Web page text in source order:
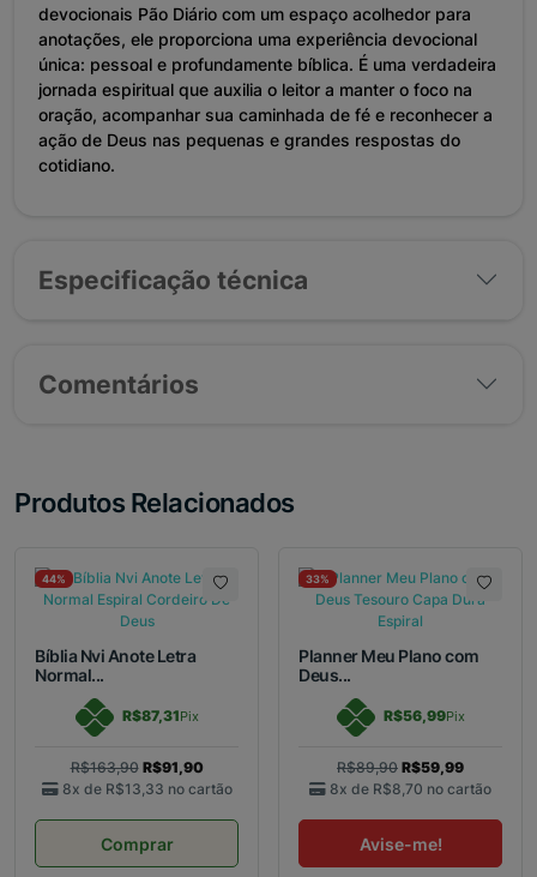
devocionais Pão Diário com um espaço acolhedor para
anotações, ele proporciona uma experiência devocional
única: pessoal e profundamente bíblica. É uma verdadeira
jornada espiritual que auxilia o leitor a manter o foco na
oração, acompanhar sua caminhada de fé e reconhecer a
ação de Deus nas pequenas e grandes respostas do
cotidiano.
Especificação técnica
Comentários
Produtos Relacionados
44%
Bíblia Nvi Anote Letra
Normal...
R$87,31Pix
R$163,90 R$91,90
8x de R$13,33 no cartão
Comprar
33%
Planner Meu Plano com
Deus...
R$56,99Pix
R$89,90 R$59,99
8x de R$8,70 no cartão
Avise-me!